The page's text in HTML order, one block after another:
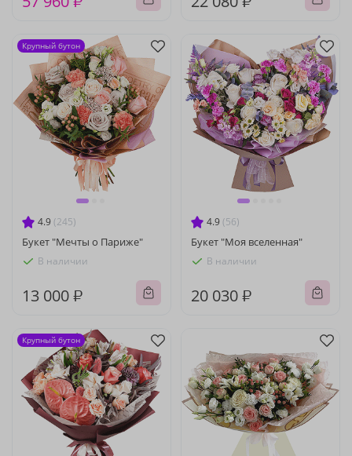
4.9 (245)
Букет "Мечты о Париже"
В наличии
13 000 ₽
Крупный бутон
4.9 (56)
Букет "Моя вселенная"
В наличии
20 030 ₽
Крупный бутон